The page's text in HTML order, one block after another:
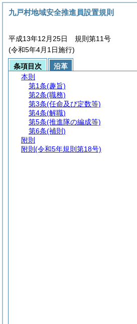
九戸村地域安全推進員設置規則
平成13年12月25日 規則第11号
(令和5年4月1日施行)
条項目次
沿革
本則
第1条(趣旨)
第2条(職務)
第3条(任命及び定数等)
第4条(解職)
第5条(推進隊の編成等)
第6条(補則)
附則
附則 (令和5年規則第18号)